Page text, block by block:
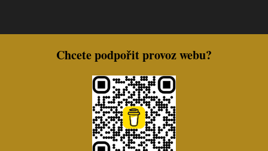
Chcete podpořit provoz webu?